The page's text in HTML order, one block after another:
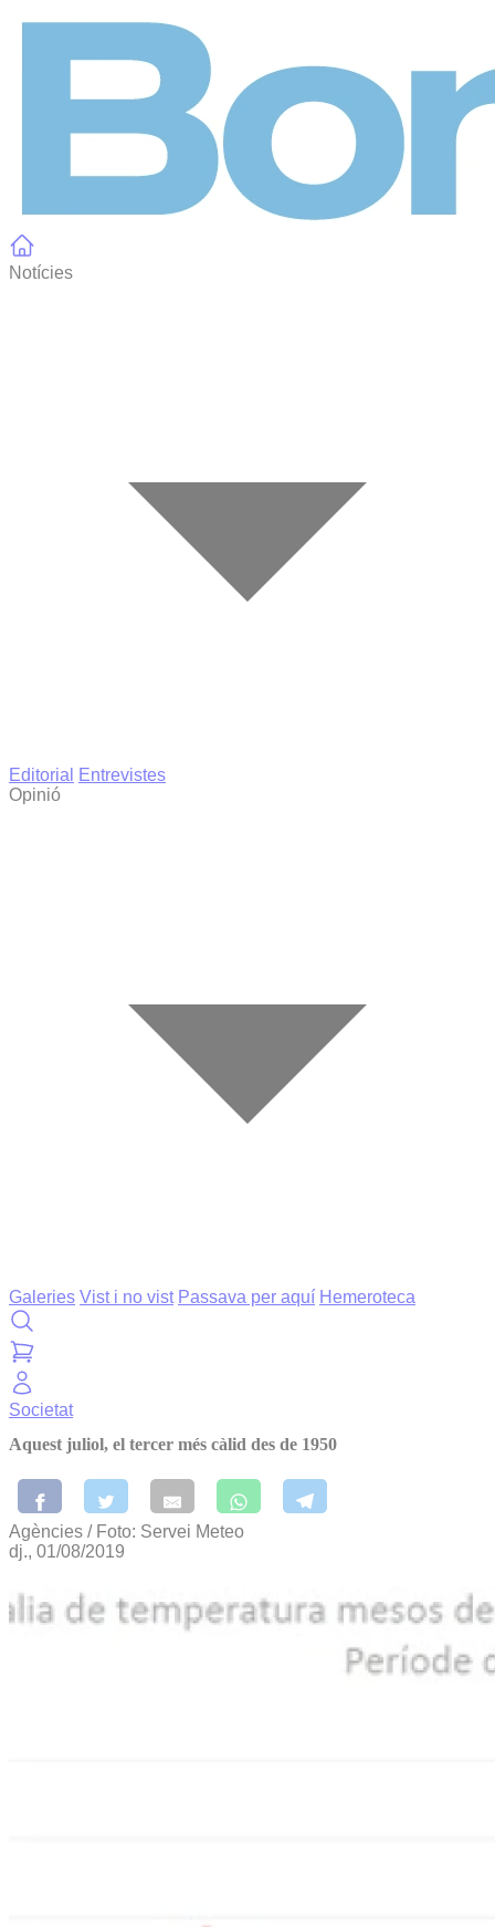
Notícies
Editorial
Entrevistes
Opinió
Galeries Vist i no vist Passava per aquí Hemeroteca
Societat
Aquest juliol, el tercer més càlid des de 1950
Agències / Foto: Servei Meteo
dj., 01/08/2019